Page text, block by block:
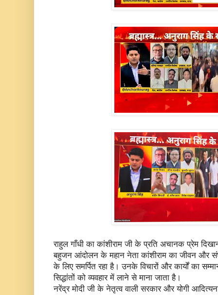
राहुल गाँधी का कांशीराम जी के प्रति अचानक प्रेम
बहुजन आंदोलन के महान नेता कांशीराम का जीवन और
के लिए समर्पित रहा है। उनके विचारों और कार्यों का
सिद्धांतों को व्यवहार में लाने से माना जाता है।
नरेंद्र मोदी जी के नेतृत्व वाली सरकार और योगी